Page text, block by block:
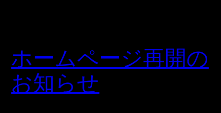
ホームページ再開の
お知らせ